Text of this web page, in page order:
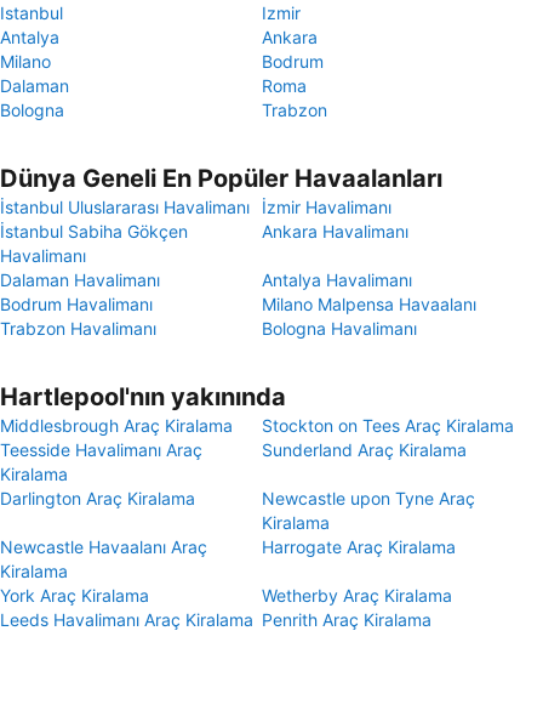
Istanbul
Izmir
Antalya
Ankara
Milano
Bodrum
Dalaman
Roma
Bologna
Trabzon
Dünya Geneli En Popüler Havaalanları
İstanbul Uluslararası Havalimanı
İzmir Havalimanı
İstanbul Sabiha Gökçen
Havalimanı
Ankara Havalimanı
Dalaman Havalimanı
Antalya Havalimanı
Bodrum Havalimanı
Milano Malpensa Havaalanı
Trabzon Havalimanı
Bologna Havalimanı
Hartlepool'nın yakınında
Middlesbrough Araç Kiralama
Stockton on Tees Araç Kiralama
Teesside Havalimanı Araç
Kiralama
Sunderland Araç Kiralama
Darlington Araç Kiralama
Newcastle upon Tyne Araç
Kiralama
Newcastle Havaalanı Araç
Kiralama
Harrogate Araç Kiralama
York Araç Kiralama
Wetherby Araç Kiralama
Leeds Havalimanı Araç Kiralama Penrith Araç Kiralama